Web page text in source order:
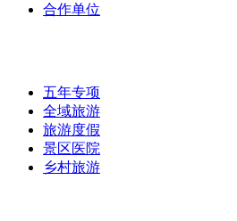
合作单位
五年专项
全域旅游
旅游度假
景区医院
乡村旅游